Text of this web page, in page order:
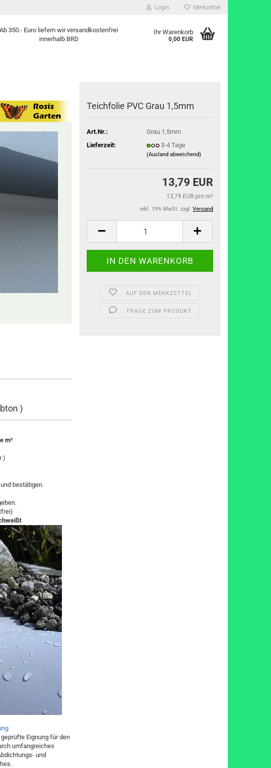
Login Merkzettel
Ab 350.- Euro liefern wir versandkostenfrei
innerhalb BRD
Ihr Warenkorb
0,00 EUR
Teichfolie PVC Grau 1,5mm
Art.Nr.:
Grau 1,5mm
Lieferzeit:
3-4 Tage
(Ausland abweichend)
13,79 EUR
13,79 EUR pro m²
inkl. 19% MwSt. zzgl. Versand
AUF DEN MERKZETTEL
FRAGE ZUM PRODUKT
)
m²
)
bestätigen.
Eignung für den
umfangreiches
und